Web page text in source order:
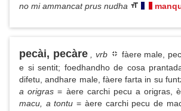
no mi ammancat prus nudha
pecài, pecàre , vrb
fàere male,
e si sentit; foedhandho de cosa
difetu, andhare male, fàere farta in su
a origras= àere carchi pecu a origras,
macu, a tontu= àere carchi pecu de